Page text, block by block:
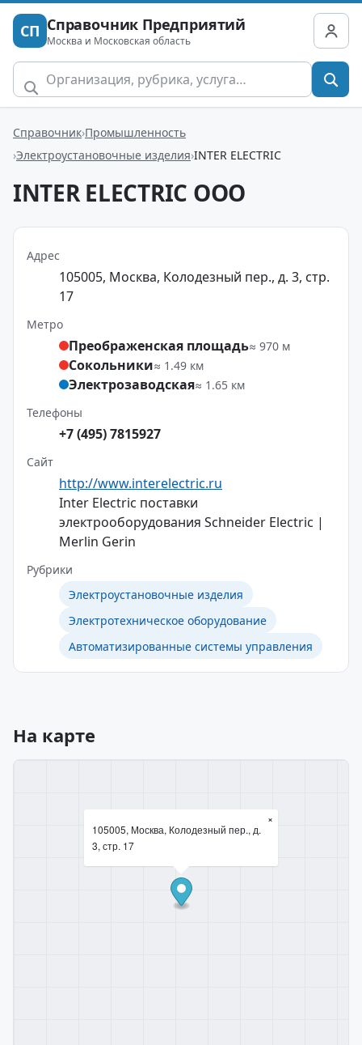
СП Справочник Предприятий
Москва и Московская область
Справочник Промышленность
Электроустановочные изделия INTER ELECTRIC
INTER ELECTRIC ООО
Адрес
105005, Москва, Колодезный пер., д. 3, стр.
17
Метро
Преображенская площадь≈ 970 м
Сокольники≈ 1.49 км
Электрозаводская≈ 1.65 км
Телефоны
+7 (495) 7815927
Сайт
http://www.interelectric.ru
Inter Electric поставки
электрооборудования Schneider Electric |
Merlin Gerin
Рубрики
Электроустановочные изделия
Электротехническое оборудование
Автоматизированные системы управления
На карте
105005, Москва, Колодезный пер., д.
3, стр. 17
×